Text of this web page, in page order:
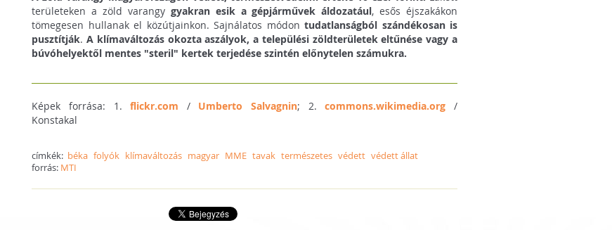
területeken a zöld varangy gyakran esik a gépjárművek áldozatául, esős éjszakákon
tömegesen hullanak el közútjainkon. Sajnálatos módon tudatlanságból szándékosan is
pusztítják.A klímaváltozás okozta aszályok, a települési zöldterületek eltűnése vagy a
búvóhelyektől mentes "steril" kertek terjedése szintén előnytelen számukra.
Képek forrása: 1.flickr.com / Umberto Salvagnin; 2.commons.wikimedia.org /
Konstakal
címkék: béka folyók klímaváltozás magyar MME tavak természetes védett védett állat
forrás: MTI